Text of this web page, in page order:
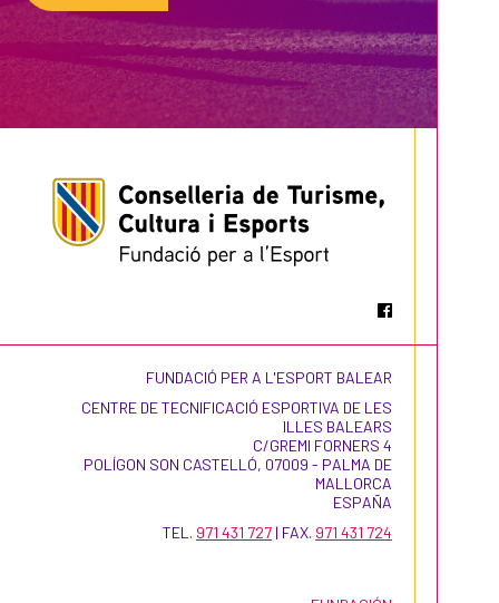
FUNDACIÓ PER A L'ESPORT BALEAR
CENTRE DE TECNIFICACIÓ ESPORTIVA DE LES
ILLES BALEARS
C/GREMI FORNERS 4
POLÍGON SON CASTELLÓ, 07009 - PALMA DE
MALLORCA
ESPAÑA
TEL. 971 431 727 | FAX. 971 431 724